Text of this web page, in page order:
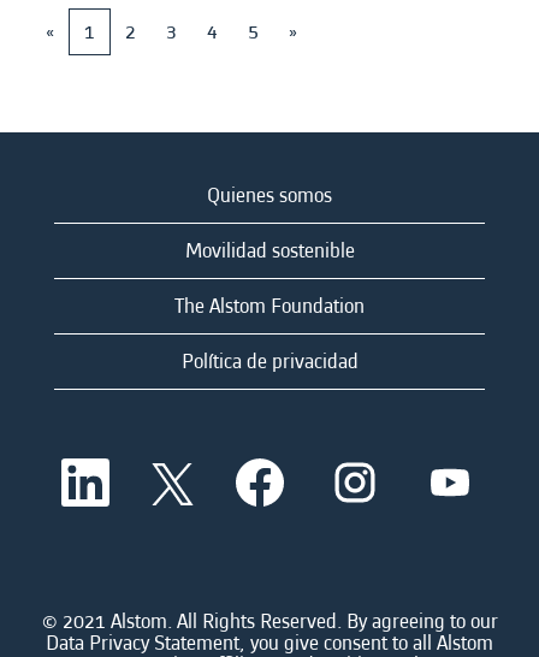
«
1 2 3 4 5 »
Quienes somos
Movilidad sostenible
The Alstom Foundation
Política de privacidad
S
a
n
u
S
e
a
n
u
S
e
a
n
u
n
u
n
u
© 2021 Alstom. All Rights Reserved. By agreeing to our
Data Privacy Statement, you give consent to all Alstom